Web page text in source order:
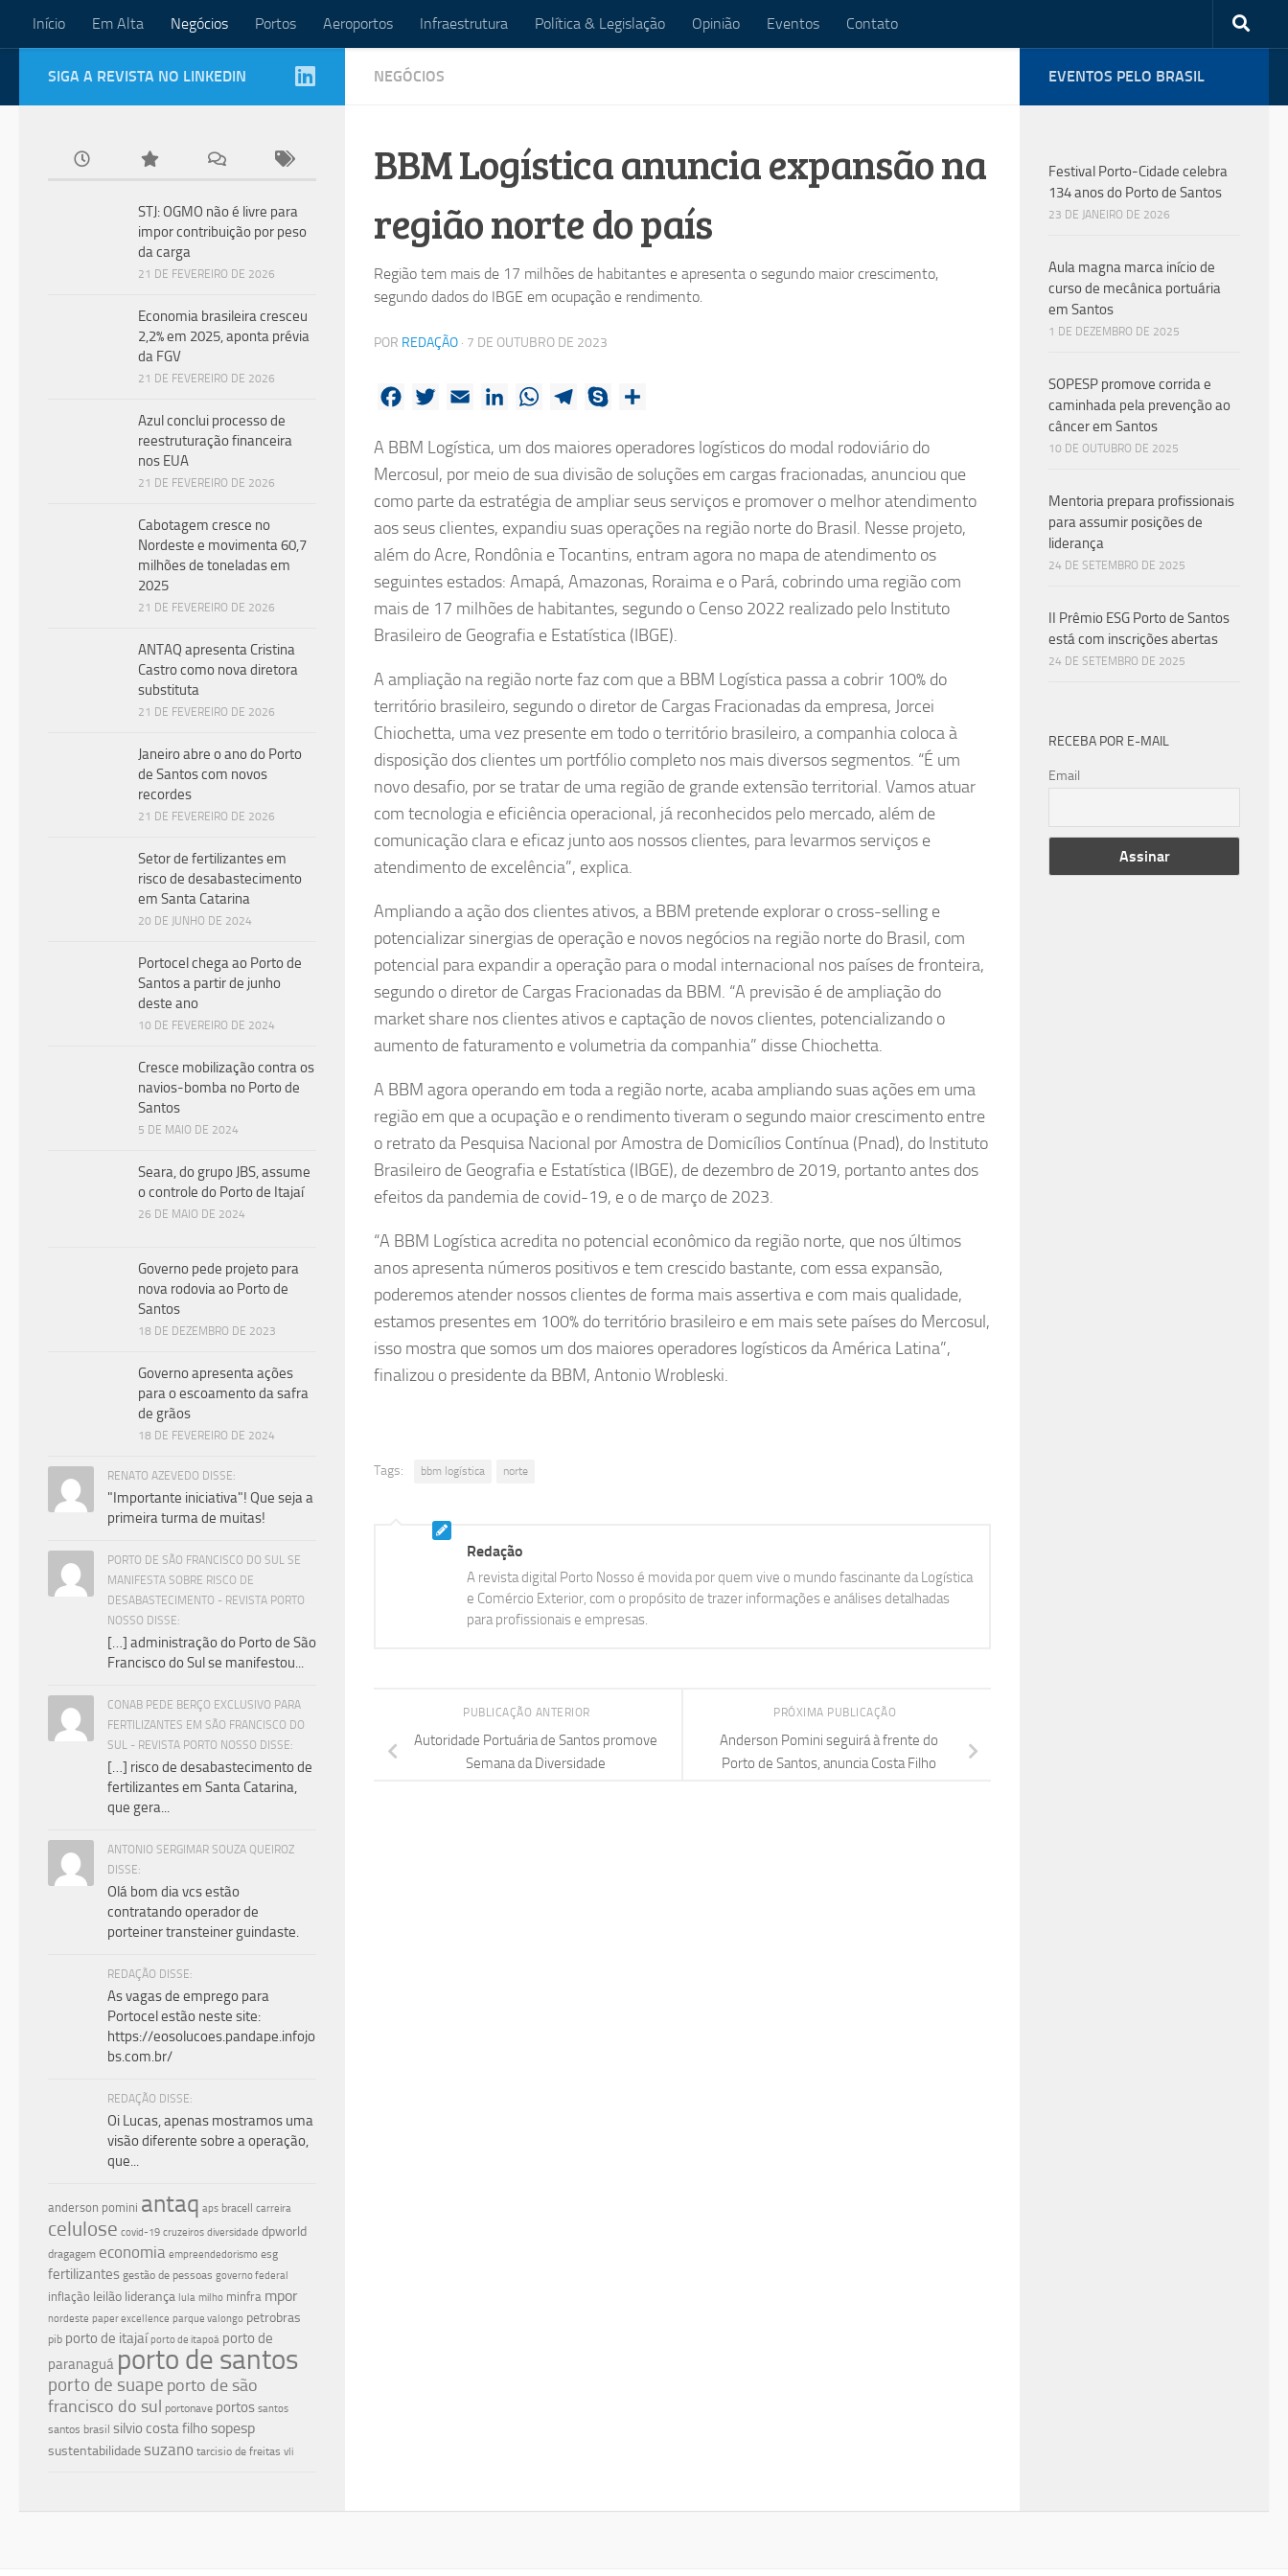
Skip to content
Início Em Alta Negócios Portos Aeroportos Infraestrutura Política & Legislação Opinião Eventos Contato
NEGÓCIOS
BBM Logística anuncia expansão na
região norte do país
Região tem mais de 17 milhões de habitantes e apresenta o segundo maior crescimento,
segundo dados do IBGE em ocupação e rendimento.
POR REDAÇÃO · 7 DE OUTUBRO DE 2023
Facebook
Twitter Email LinkedInWhatsAppTelegram
Skype
A BBM Logística, um dos maiores operadores logísticos do modal rodoviário do
Mercosul, por meio de sua divisão de soluções em cargas fracionadas, anunciou que
como parte da estratégia de ampliar seus serviços e promover o melhor atendimento
aos seus clientes, expandiu suas operações na região norte do Brasil. Nesse projeto,
além do Acre, Rondônia e Tocantins, entram agora no mapa de atendimento os
seguintes estados: Amapá, Amazonas, Roraima e o Pará, cobrindo uma região com
mais de 17 milhões de habitantes, segundo o Censo 2022 realizado pelo Instituto
Brasileiro de Geografia e Estatística (IBGE).
A ampliação na região norte faz com que a BBM Logística passa a cobrir 100% do
território brasileiro, segundo o diretor de Cargas Fracionadas da empresa, Jorcei
Chiochetta, uma vez presente em todo o território brasileiro, a companhia coloca à
disposição dos clientes um portfólio completo nos mais diversos segmentos. “É um
novo desafio, por se tratar de uma região de grande extensão territorial. Vamos atuar
com tecnologia e eficiência operacional, já reconhecidos pelo mercado, além de
comunicação clara e eficaz junto aos nossos clientes, para levarmos serviços e
atendimento de excelência”, explica.
Ampliando a ação dos clientes ativos, a BBM pretende explorar o cross-selling e
potencializar sinergias de operação e novos negócios na região norte do Brasil, com
potencial para expandir a operação para o modal internacional nos países de fronteira,
segundo o diretor de Cargas Fracionadas da BBM. “A previsão é de ampliação do
market share nos clientes ativos e captação de novos clientes, potencializando o
aumento de faturamento e volumetria da companhia” disse Chiochetta.
A BBM agora operando em toda a região norte, acaba ampliando suas ações em uma
região em que a ocupação e o rendimento tiveram o segundo maior crescimento entre
o retrato da Pesquisa Nacional por Amostra de Domicílios Contínua (Pnad), do Instituto
Brasileiro de Geografia e Estatística (IBGE), de dezembro de 2019, portanto antes dos
efeitos da pandemia de covid-19, e o de março de 2023.
“A BBM Logística acredita no potencial econômico da região norte, que nos últimos
anos apresenta números positivos e tem crescido bastante, com essa expansão,
poderemos atender nossos clientes de forma mais assertiva e com mais qualidade,
estamos presentes em 100% do território brasileiro e em mais sete países do Mercosul,
isso mostra que somos um dos maiores operadores logísticos da América Latina”,
finalizou o presidente da BBM, Antonio Wrobleski.
Tags: bbm logística norte
Redação
A revista digital Porto Nosso é movida por quem vive o mundo fascinante da Logística
e Comércio Exterior, com o propósito de trazer informações e análises detalhadas
para profissionais e empresas.
PRÓXIMA PUBLICAÇÃO
Anderson Pomini seguirá à frente do
Porto de Santos, anuncia Costa Filho
PUBLICAÇÃO ANTERIOR
Autoridade Portuária de Santos promove
Semana da Diversidade
SIGA A REVISTA NO LINKEDIN
STJ: OGMO não é livre para
impor contribuição por peso
da carga
21 DE FEVEREIRO DE 2026
Economia brasileira cresceu
2,2% em 2025, aponta prévia
da FGV
21 DE FEVEREIRO DE 2026
Azul conclui processo de
reestruturação financeira
nos EUA
21 DE FEVEREIRO DE 2026
Cabotagem cresce no
Nordeste e movimenta 60,7
milhões de toneladas em
2025
21 DE FEVEREIRO DE 2026
ANTAQ apresenta Cristina
Castro como nova diretora
substituta
21 DE FEVEREIRO DE 2026
Janeiro abre o ano do Porto
de Santos com novos
recordes
21 DE FEVEREIRO DE 2026
Setor de fertilizantes em
risco de desabastecimento
em Santa Catarina
20 DE JUNHO DE 2024
Portocel chega ao Porto de
Santos a partir de junho
deste ano
10 DE FEVEREIRO DE 2024
Cresce mobilização contra os
navios-bomba no Porto de
Santos
5 DE MAIO DE 2024
Seara, do grupo JBS, assume
o controle do Porto de Itajaí
26 DE MAIO DE 2024
Governo pede projeto para
nova rodovia ao Porto de
Santos
18 DE DEZEMBRO DE 2023
Governo apresenta ações
para o escoamento da safra
de grãos
18 DE FEVEREIRO DE 2024
RENATO AZEVEDO DISSE:
"Importante iniciativa"! Que seja a
primeira turma de muitas!
PORTO DE SÃO FRANCISCO DO SUL SE
MANIFESTA SOBRE RISCO DE
DESABASTECIMENTO - REVISTA PORTO
NOSSO DISSE:
[…] administração do Porto de São
Francisco do Sul se manifestou...
CONAB PEDE BERÇO EXCLUSIVO PARA
FERTILIZANTES EM SÃO FRANCISCO DO
SUL - REVISTA PORTO NOSSO DISSE:
[…] risco de desabastecimento de
fertilizantes em Santa Catarina,
que gera...
ANTONIO SERGIMAR SOUZA QUEIROZ
DISSE:
Olá bom dia vcs estão
contratando operador de
porteiner transteiner guindaste.
REDAÇÃO DISSE:
As vagas de emprego para
Portocel estão neste site:
https://eosolucoes.pandape.infojo
bs.com.br/
REDAÇÃO DISSE:
Oi Lucas, apenas mostramos uma
visão diferente sobre a operação,
que...
anderson pomini antaq aps bracell carreira
celulose covid-19 cruzeiros diversidade dpworld
dragagem economia empreendedorismo esg
fertilizantes gestão de pessoas governo federal
inflação leilão liderança lula milho minfra mpor
nordeste paper excellence parque valongo petrobras
pib porto de itajaí porto de itapoá porto de
paranaguá porto de santos
porto de suape porto de são
francisco do sul portonave portos santos
santos brasil silvio costa filho sopesp
sustentabilidadesuzano tarcisio de freitas vli
EVENTOS PELO BRASIL
Festival Porto-Cidade celebra
134 anos do Porto de Santos
23 DE JANEIRO DE 2026
Aula magna marca início de
curso de mecânica portuária
em Santos
1 DE DEZEMBRO DE 2025
SOPESP promove corrida e
caminhada pela prevenção ao
câncer em Santos
10 DE OUTUBRO DE 2025
Mentoria prepara profissionais
para assumir posições de
liderança
24 DE SETEMBRO DE 2025
II Prêmio ESG Porto de Santos
está com inscrições abertas
24 DE SETEMBRO DE 2025
RECEBA POR E-MAIL
Email